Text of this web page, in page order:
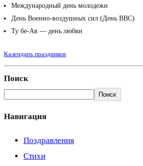
Международный день молодежи
День Военно-воздушных сил (День ВВС)
Ту бе-Ав — день любви
Календарь праздников
Поиск
Поиск
Навигация
Поздравления
Стихи